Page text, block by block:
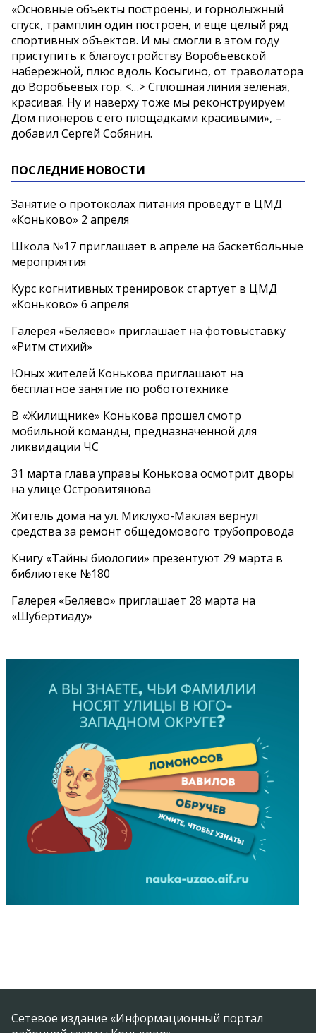
«Основные объекты построены, и горнолыжный
спуск, трамплин один построен, и еще целый ряд
спортивных объектов. И мы смогли в этом году
приступить к благоустройству Воробьевской
набережной, плюс вдоль Косыгино, от траволатора
до Воробьевых гор. <…> Сплошная линия зеленая,
красивая. Ну и наверху тоже мы реконструируем
Дом пионеров с его площадками красивыми», –
добавил Сергей Собянин.
ПОСЛЕДНИЕ НОВОСТИ
Занятие о протоколах питания проведут в ЦМД
«Коньково» 2 апреля
Школа №17 приглашает в апреле на баскетбольные
мероприятия
Курс когнитивных тренировок стартует в ЦМД
«Коньково» 6 апреля
Галерея «Беляево» приглашает на фотовыставку
«Ритм стихий»
Юных жителей Конькова приглашают на
бесплатное занятие по робототехнике
В «Жилищнике» Конькова прошел смотр
мобильной команды, предназначенной для
ликвидации ЧС
31 марта глава управы Конькова осмотрит дворы
на улице Островитянова
Житель дома на ул. Миклухо-Маклая вернул
средства за ремонт общедомового трубопровода
Книгу «Тайны биологии» презентуют 29 марта в
библиотеке №180
Галерея «Беляево» приглашает 28 марта на
«Шубертиаду»
Сетевое издание «Информационный портал